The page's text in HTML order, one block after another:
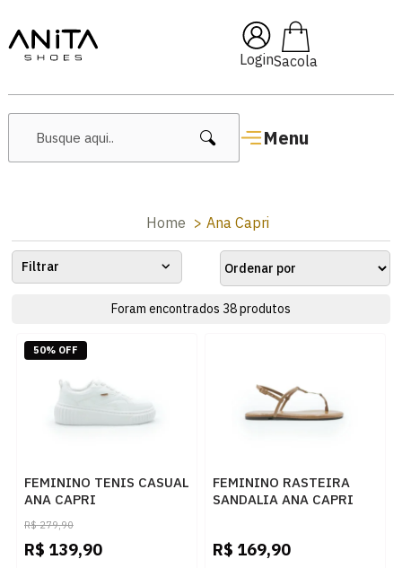
Login
Menu
Home Ana Capri
Filtrar
Foram encontrados 38produtos
FEMININO TENIS CASUAL
ANA CAPRI
C3072300010001
BRANCO
R$ 279,90
R$ 139,90
50% OFF
FEMININO RASTEIRA
SANDALIA ANA CAPRI
R$ 169,90